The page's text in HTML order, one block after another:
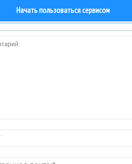
Начать пользоваться сервисом